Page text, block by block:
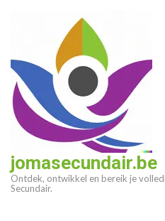
(druk
enter)
jomasecundair.be
Ontdek, ontwikkel en bereik je
Secundair.